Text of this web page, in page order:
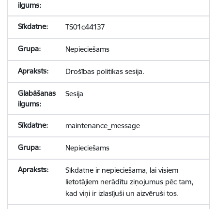
TS01c44137
Nepieciešams
Drošības politikas sesija.
Sesija
maintenance_message
Nepieciešams
Sīkdatne ir nepieciešama, lai visiem
lietotājiem nerādītu ziņojumus pēc tam,
kad viņi ir izlasījuši un aizvēruši tos.